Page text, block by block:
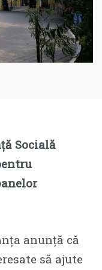
Socială
anunță că
să ajute